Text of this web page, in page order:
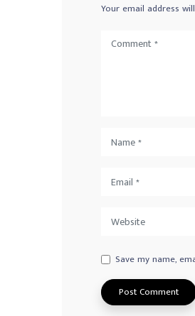
Your email address
Save my name,